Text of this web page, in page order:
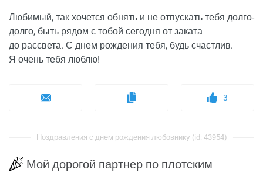
Любимый, так хочется обнять и не отпускать тебя долго-
долго, быть рядом с тобой сегодня от заката
до рассвета. С днем рождения тебя, будь счастлив.
Я очень тебя люблю!
3
Поздравления с днем рождения любовнику (id: 43954)
Мой дорогой партнер по плотским